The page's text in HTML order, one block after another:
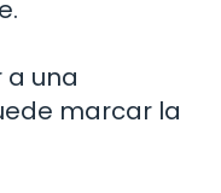
una
marcar la